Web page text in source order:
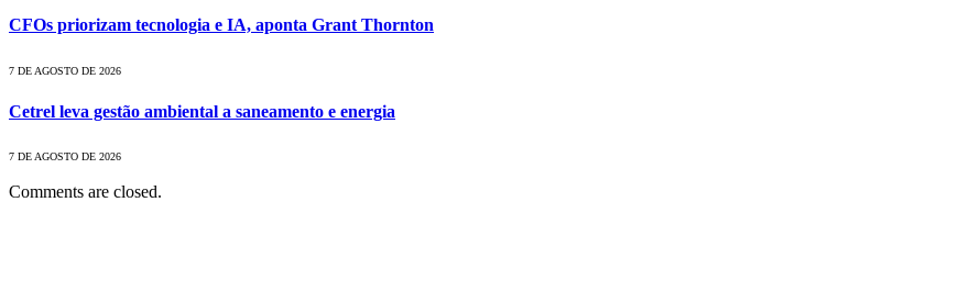
CFOs priorizam tecnologia e IA, aponta Grant Thornton
7 DE AGOSTO DE 2026
Cetrel leva gestão ambiental a saneamento e energia
7 DE AGOSTO DE 2026
Comments are closed.